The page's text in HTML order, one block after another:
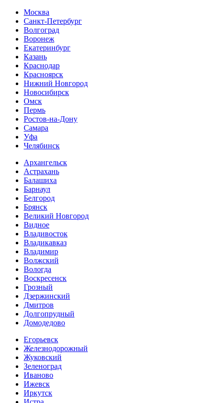
Москва
Санкт-Петербург
Волгоград
Воронеж
Екатеринбург
Казань
Краснодар
Красноярск
Нижний Новгород
Новосибирск
Омск
Пермь
Ростов-на-Дону
Самара
Уфа
Челябинск
Архангельск
Астрахань
Балашиха
Барнаул
Белгород
Брянск
Великий Новгород
Видное
Владивосток
Владикавказ
Владимир
Волжский
Вологда
Воскресенск
Грозный
Дзержинский
Дмитров
Долгопрудный
Домодедово
Егорьевск
Железнодорожный
Жуковский
Зеленоград
Иваново
Ижевск
Иркутск